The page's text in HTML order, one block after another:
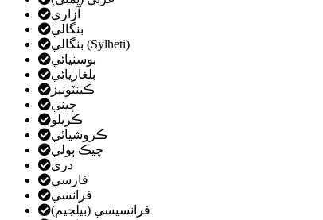
آزاري
بنگالي
بنگالي (Sylheti)
بوسنيائي
بلغاريائي
ڪينٽونيز
چيني
ڪريلو
ڪروشيائي
چيڪ ٻولي
دري
فارسي
فرانسي
فرانسيسي (بيلجيم)